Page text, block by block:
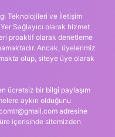
Teknolojileri ve İletişim
Sağlayıcı olarak hizmet
proaktif olarak denetleme
Ancak, üyelerimiz
olup, siteye üye olarak
ücretsiz bir bilgi paylaşım
aykırı olduğunu
adresine
içerisinde sitemizden